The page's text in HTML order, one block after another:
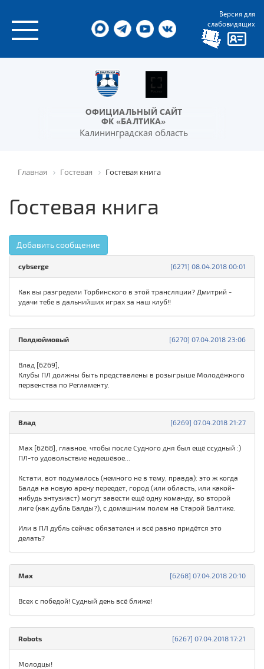
Версия для
слабовидящих
ОФИЦИАЛЬНЫЙ САЙТ
ФК «БАЛТИКА»
Калининградская область
Главная Гостевая Гостевая книга
Гостевая книга
Добавить сообщение
[6271] 08.04.2018 00:01
cybserge
Как вы разгредели Торбинского в этой трансляции? Дмитрий -
удачи тебе в дальнийших играх за наш клуб!!
[6270] 07.04.2018 23:06
Полдюймовый
Влад [6269],
Клубы ПЛ должны быть представлены в розыгрыше Молодёжного
первенства по Регламенту.
[6269] 07.04.2018 21:27
Влад
Max [6268], главное, чтобы после Судного дня был ещё ссудный :)
ПЛ-то удовольствие недешёвое...
Кстати, вот подумалось (немного не в тему, правда): это ж когда
Балда на новую арену переедет, город (или область, или какой-
нибудь энтузиаст) могут завести ещё одну команду, во второй
лиге (как дубль Балды?), с домашним полем на Старой Балтике.
Или в ПЛ дубль сейчас обязателен и всё равно придётся это
делать?
[6268] 07.04.2018 20:10
Max
Всех с победой! Судный день всё ближе!
[6267] 07.04.2018 17:21
Robots
Молодцы!